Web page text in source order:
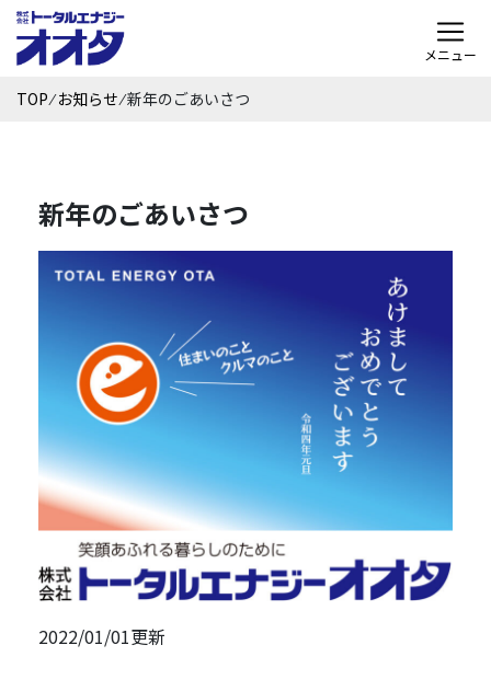
メニュー
TOP⁄お知らせ⁄新年のごあいさつ
新年のごあいさつ
2022/01/01更新